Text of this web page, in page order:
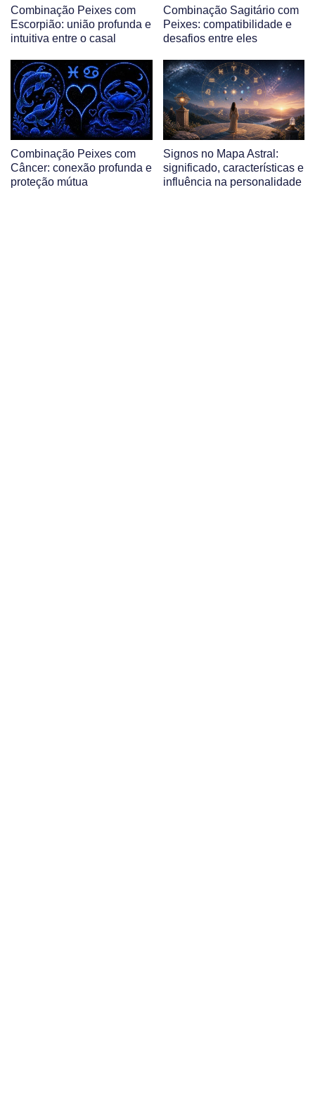
Combinação Peixes com
Escorpião: união profunda e
intuitiva entre o casal
Combinação Sagitário com
Peixes: compatibilidade e
desafios entre eles
Combinação Peixes com
Câncer: conexão profunda e
proteção mútua
Signos no Mapa Astral:
significado, características e
influência na personalidade